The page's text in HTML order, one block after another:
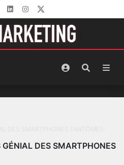
DES SMARTPHONES